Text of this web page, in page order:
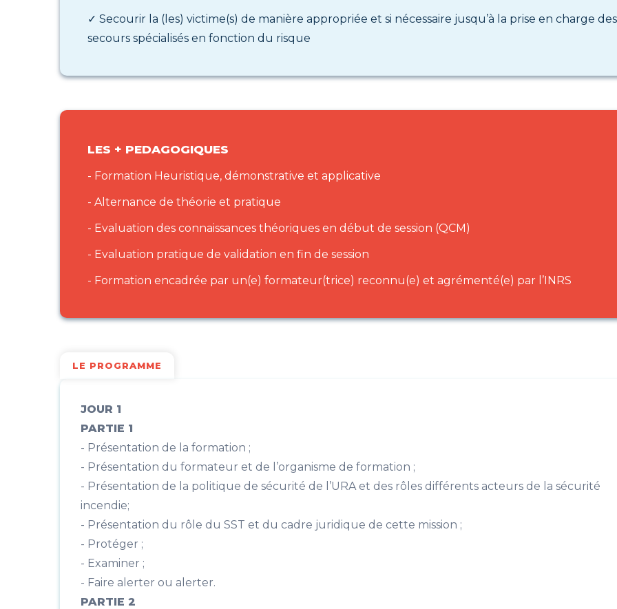
✓ Secourir la (les) victime(s) de manière appropriée et si nécessaire jusqu’à la prise en charge des
secours spécialisés en fonction du risque
LES + PEDAGOGIQUES
- Formation Heuristique, démonstrative et applicative
- Alternance de théorie et pratique
- Evaluation des connaissances théoriques en début de session (QCM)
- Evaluation pratique de validation en fin de session
- Formation encadrée par un(e) formateur(trice) reconnu(e) et agrémenté(e) par l’INRS
LE PROGRAMME
JOUR 1
PARTIE 1
- Présentation de la formation ;
- Présentation du formateur et de l’organisme de formation ;
- Présentation de la politique de sécurité de l’URA et des rôles différents acteurs de la sécurité
incendie;
- Présentation du rôle du SST et du cadre juridique de cette mission ;
- Protéger ;
- Examiner ;
- Faire alerter ou alerter.
PARTIE 2